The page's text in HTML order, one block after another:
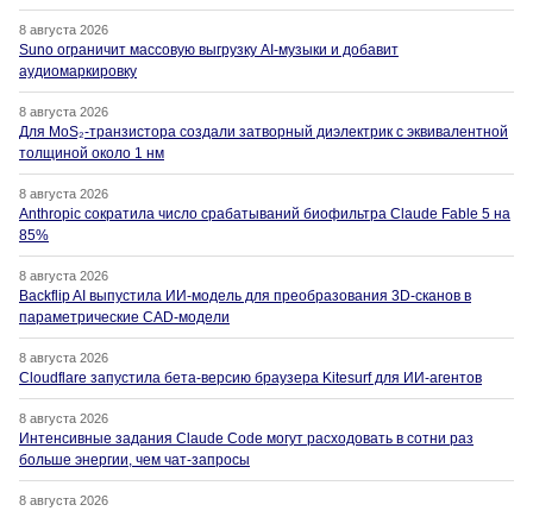
8 августа 2026
Suno ограничит массовую выгрузку AI-музыки и добавит
аудиомаркировку
8 августа 2026
Для MoS₂-транзистора создали затворный диэлектрик с эквивалентной
толщиной около 1 нм
8 августа 2026
Anthropic сократила число срабатываний биофильтра Claude Fable 5 на
85%
8 августа 2026
Backflip AI выпустила ИИ-модель для преобразования 3D-сканов в
параметрические CAD-модели
8 августа 2026
Cloudflare запустила бета-версию браузера Kitesurf для ИИ-агентов
8 августа 2026
Интенсивные задания Claude Code могут расходовать в сотни раз
больше энергии, чем чат-запросы
8 августа 2026